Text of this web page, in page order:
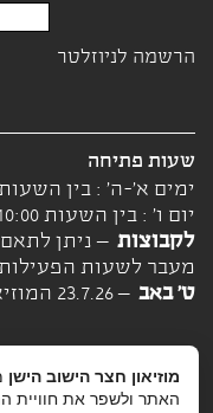
הרשמה לניוזלטר
שעות פתיחה
ימים א'-ה' : בין השעות 10:00 –
יום ו' : בין השעות 10:00 – 13:00
לקבוצות – ניתן
מעבר לשעות
ט' באב– 23.7.26 המוזיאון סגור
מוזיאון חצר הישוב הישן
האתר ולשפר את חוויית